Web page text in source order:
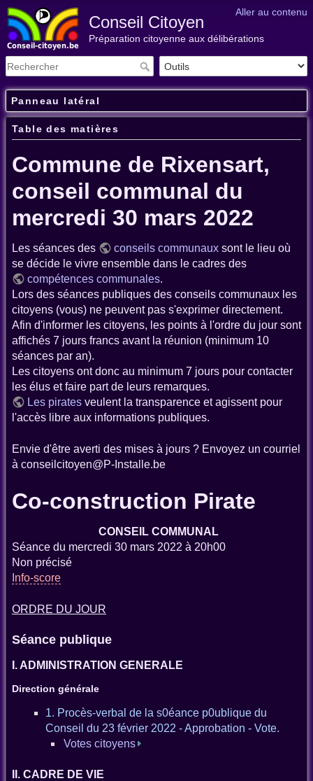
Aller au contenu
Conseil Citoyen
Préparation citoyenne aux délibérations
Panneau latéral
Table des matières
Commune de Rixensart,
conseil communal du
mercredi 30 mars 2022
Les séances des conseils communaux sont le lieu où
se décide le vivre ensemble dans le cadres des
compétences communales.
Lors des séances publiques des conseils communaux les
citoyens (vous) ne peuvent pas s'exprimer directement.
Afin d'informer les citoyens, les points à l'ordre du jour sont
affichés 7 jours francs avant la réunion (minimum 10
séances par an).
Les citoyens ont donc au minimum 7 jours pour contacter
les élus et faire part de leurs remarques.
Les pirates veulent la transparence et agissent pour
l'accès libre aux informations publiques.
Envie d'être averti des mises à jours ? Envoyez un courriel
à conseilcitoyen@P-Installe.be
Co-construction Pirate
CONSEIL COMMUNAL
Séance du mercredi 30 mars 2022 à 20h00
Non précisé
Info-score
ORDRE DU JOUR
Séance publique
I. ADMINISTRATION GENERALE
Direction générale
1. Procès-verbal de la s0éance p0ublique du
Conseil du 23 février 2022 - Approbation - Vote.
Votes citoyens
II. CADRE DE VIE